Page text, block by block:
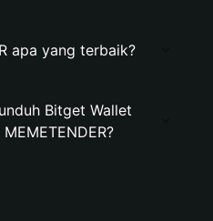
apa yang terbaik?
Bitget Wallet